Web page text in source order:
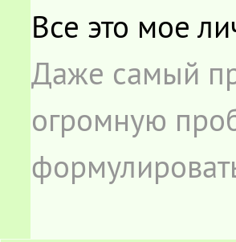
Все это мое
Даже самый
огромную